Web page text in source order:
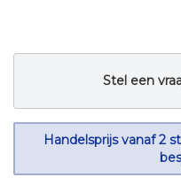
Stel een
Handelsprijs vanaf 2